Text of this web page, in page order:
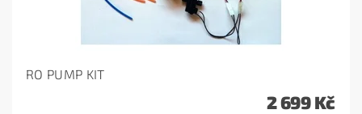
RO PUMP KIT
2 699 Kč